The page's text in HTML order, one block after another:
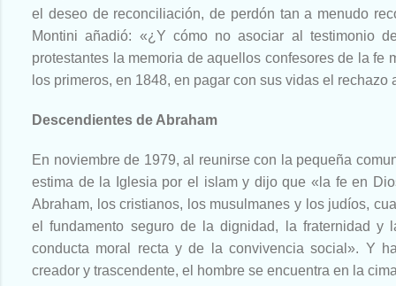
el deseo de reconciliación, de perdón tan a menudo
Montini añadió: «¿Y cómo no asociar al testimonio
protestantes la memoria de aquellos confesores de la fe
los primeros, en 1848, en pagar con sus vidas el
Descendientes de Abraham
En noviembre de 1979, al reunirse con la pequeña
estima de la Iglesia por el islam y dijo que «la fe en
Abraham, los cristianos, los musulmanes y los judíos,
el fundamento seguro de la dignidad, la fraternidad
conducta moral recta y de la convivencia social». Y
creador y trascendente, el hombre se encuentra en la